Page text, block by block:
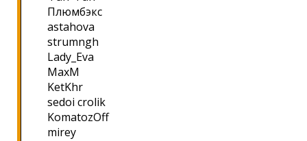
Плюмбэкс
astahova
strumngh
Lady_Eva
MaxM
KetKhr
sedoi crolik
KomatozOff
mirey